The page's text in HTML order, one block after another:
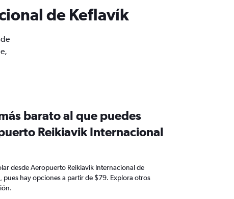
de Keflavík
barato al que puedes
Reikiavik Internacional
desde Aeropuerto Reikiavik Internacional de
pues hay opciones a partir de $79. Explora otros